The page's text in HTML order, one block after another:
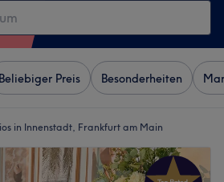
Beliebiger Preis Besonderheiten
in Innenstadt, Frankfurt am Main